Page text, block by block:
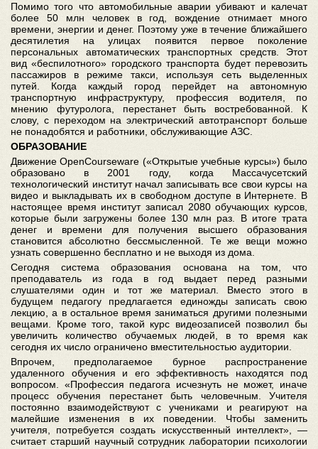
Помимо того что автомобильные аварии убивают и калечат
более 50 млн человек в год, вождение отнимает много
времени, энергии и денег. Поэтому уже в течение ближайшего
десятилетия на улицах появится первое поколение
персональных автоматических транспортных средств. Этот
вид «беспилотного» городского транспорта будет перевозить
пассажиров в режиме такси, используя сеть выделенных
путей. Когда каждый город перейдет на автономную
транспортную инфраструктуру, профессия водителя, по
мнению футуролога, перестанет быть востребованной. К
слову, с переходом на электрический автотранспорт больше
не понадобятся и работники, обслуживающие АЗС.
ОБРАЗОВАНИЕ
Движение OpenCourseware («Открытые учебные курсы») было
образовано в 2001 го­ду, когда Массачусетский
технологический институт начал записывать все свои курсы на
видео и выкладывать их в свободном доступе в Интернете. В
настоящее время институт записал 2080 обучающих курсов,
которые были загружены более 130 млн раз. В итоге трата
денег и времени для получения высшего образования
становится абсолютно бессмысленной. Те же вещи можно
узнать совершенно бесплатно и не выходя из дома.
Сегодня система образования основана на том, что
преподаватель из года в год выдает перед разными
слушателями один и тот же материал. Вместо этого в
будущем педагогу предлагается единожды записать свою
лекцию, а в остальное время заниматься другими полезными
вещами. Кроме того, такой курс видеозаписей позволил бы
увеличить количество обучаемых людей, в то время как
сегодня их число ограничено вместительностью аудитории.
Впрочем, предполагаемое бурное распространение
удаленного обучения и его эффективность находятся под
вопросом. «Профессия педагога исчезнуть не может, иначе
процесс обучения перестанет быть человечным. Учителя
постоянно взаимодействуют с учениками и реагируют на
малейшие изменения в их поведении. Чтобы заменить
учителя, потребуется создать искусственный интеллект», —
считает старший научный сотрудник лаборатории психологии